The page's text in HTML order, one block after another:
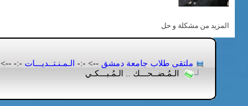
المزيد من مشكلة و حل
ملتقى طلاب جامعة دمشق --> -:- الـمـنـتــديـــات -:- -->
الـمُـضــحـــك .. الـمُـبـــكـي